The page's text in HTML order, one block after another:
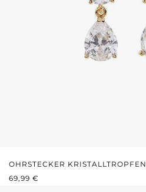
OHRSTECKER KRISTALLTROPFEN
REGULÄRER PREIS:
69,99 €